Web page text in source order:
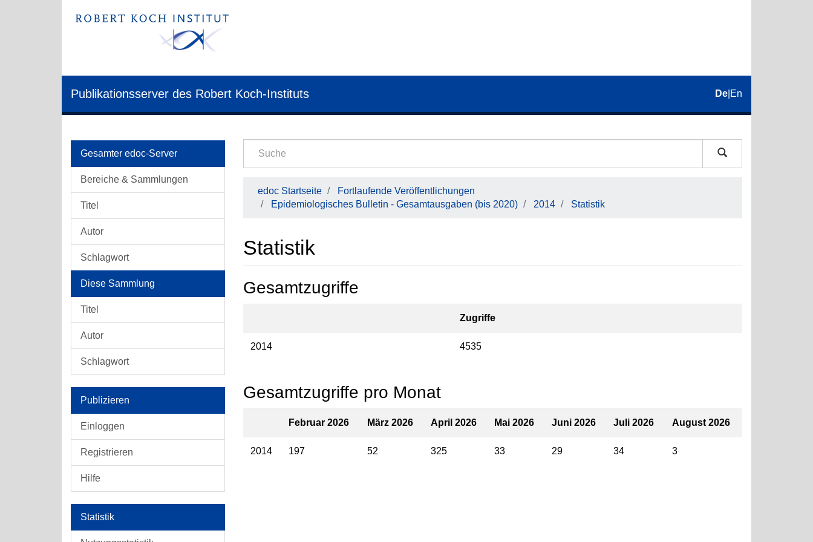
Publikationsserver des Robert Koch-Instituts De En
Gesamter edoc-Server
Bereiche & Sammlungen
Titel
Autor
Schlagwort
Diese Sammlung
Titel
Autor
Schlagwort
Publizieren
Einloggen
Registrieren
Hilfe
Statistik
edoc Startseite
Fortlaufende Veröffentlichungen
Epidemiologisches Bulletin - Gesamtausgaben (bis 2020)
2014 Statistik
Statistik
Gesamtzugriffe
Zugriffe
2014 4535
Gesamtzugriffe pro Monat
Februar 2026 März 2026 April 2026 Mai 2026 Juni 2026 Juli 2026 August 2026
2014 197 52 325 33 29 34 3